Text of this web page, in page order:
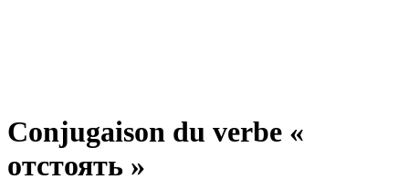
Conjugaison du verbe «
отстоять »